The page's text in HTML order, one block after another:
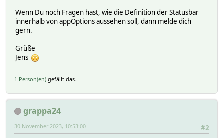
Wenn Du noch Fragen hast, wie die Definition der Statusbar
innerhalb von appOptions aussehen soll, dann melde dich
gern.
Grüße
Jens
1 Person(en) gefällt das.
grappa24
#2
30 November 2023, 10:53:00